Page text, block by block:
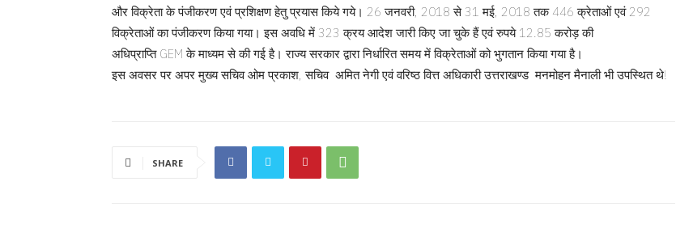
और विक्रेता के पंजीकरण एवं प्रशिक्षण हेतु प्रयास किये गये। 26 जनवरी, 2018 से 31 मई, 2018 तक 446 क्रेताओं एवं 292
विक्रेताओं का पंजीकरण किया गया। इस अवधि में 323 क्रय आदेश जारी किए जा चुके हैं एवं रुपये 12.85 करोड़ की
अधिप्राप्ति GEM के माध्यम से की गई है। राज्य सरकार द्वारा निर्धारित समय में विक्रेताओं को भुगतान किया गया है।
इस अवसर पर अपर मुख्य सचिव ओम प्रकाश, सचिव अमित नेगी एवं वरिष्ठ वित्त अधिकारी उत्तराखण्ड मनमोहन मैनाली भी उपस्थित थे!
SHARE